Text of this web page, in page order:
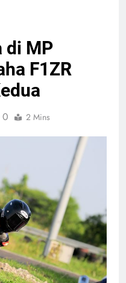
di MP
F1ZR
0 2 Mins